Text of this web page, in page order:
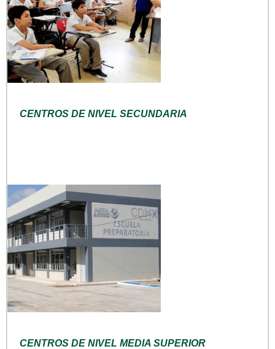
CENTROS DE NIVEL SECUNDARIA
CENTROS DE NIVEL MEDIA SUPERIOR